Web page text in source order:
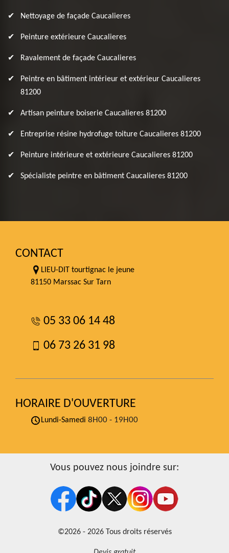
Nettoyage de façade Caucalieres
Peinture extérieure Caucalieres
Ravalement de façade Caucalieres
Peintre en bâtiment intérieur et extérieur Caucalieres
81200
Artisan peinture boiserie Caucalieres 81200
Entreprise résine hydrofuge toiture Caucalieres 81200
Peinture intérieure et extérieure Caucalieres 81200
Spécialiste peintre en bâtiment Caucalieres 81200
CONTACT
LIEU-DIT tourtignac le jeune
81150 Marssac Sur Tarn
05 33 06 14 48
06 73 26 31 98
HORAIRE D'OUVERTURE
Lundi-Samedi 8H00 - 19H00
Vous pouvez nous joindre sur:
©2026 - 2026 Tous droits réservés